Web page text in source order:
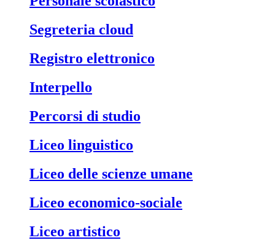
segreteria cloud
registro elettronico
interpello
percorsi di studio
liceo linguistico
liceo delle scienze umane
liceo economico-sociale
liceo artistico